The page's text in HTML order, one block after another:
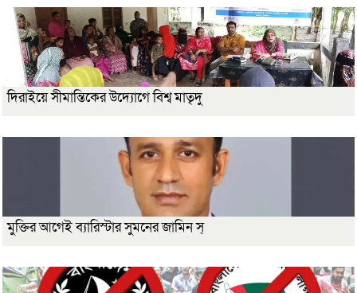
দিরাইয়ে সীমান্তিকের উদ্যোগে বিশ্ব মাতৃদু
মুক্তির আগেই ব্যারিস্টার সুমনের জামিন স্